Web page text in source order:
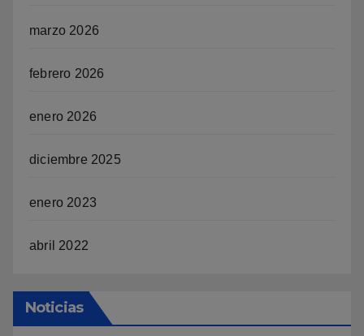
marzo 2026
febrero 2026
enero 2026
diciembre 2025
enero 2023
abril 2022
Noticias